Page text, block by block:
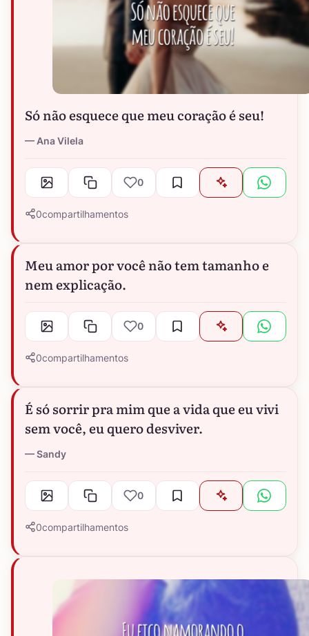
Só não esquece que meu coração é seu!
Ana Vilela
0
0compartilhamentos
Meu amor por você não tem tamanho e
nem explicação.
0
0compartilhamentos
É só sorrir pra mim que a vida que eu vivi
sem você, eu quero desviver.
Sandy
0
0compartilhamentos